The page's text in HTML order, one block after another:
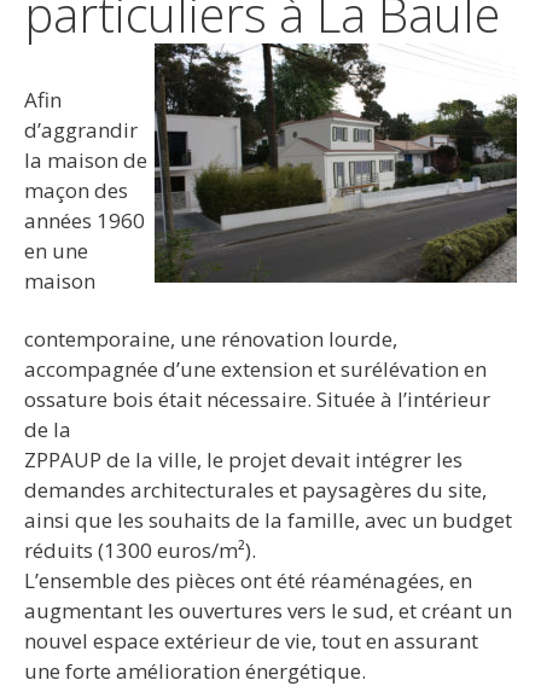
particuliers à La Baule
Afin
d’aggrandir
la maison de
maçon des
années 1960
en une
maison
contemporaine, une rénovation lourde,
accompagnée d’une extension et surélévation en
ossature bois était nécessaire. Située à l’intérieur
de la
ZPPAUP de la ville, le projet devait intégrer les
demandes architecturales et paysagères du site,
ainsi que les souhaits de la famille, avec un budget
réduits (1300 euros/m²).
L’ensemble des pièces ont été réaménagées, en
augmentant les ouvertures vers le sud, et créant un
nouvel espace extérieur de vie, tout en assurant
une forte amélioration énergétique.